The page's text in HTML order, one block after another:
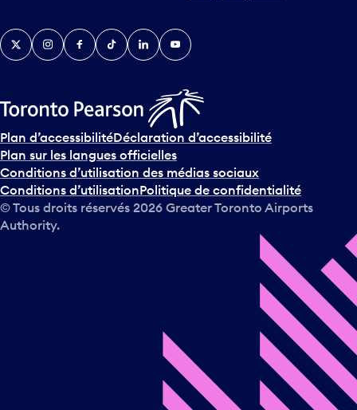
TwitterInstagramFacebook
TikTokLinkedInYouTube
Plan d’accessibilitéDéclaration d’accessibilité
Plan sur les langues officielles
Conditions d’utilisation des médias sociaux
Conditions d’utilisationPolitique de confidentialité
© Tous droits réservés 2026 Greater Toronto Airports
Authority.